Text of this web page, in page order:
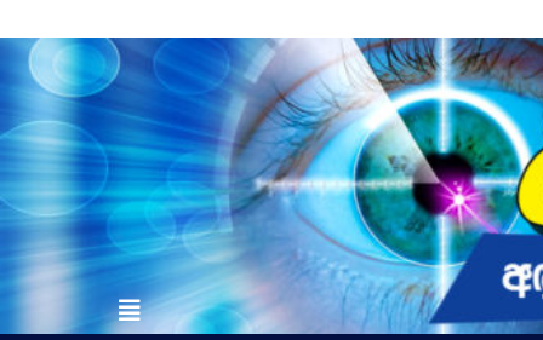
to
contentvinivida.lk